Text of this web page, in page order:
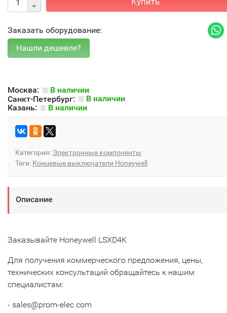
Заказать оборудование:
Москва:
В наличии
Санкт-Петербург:
В наличии
Казань:
В наличии
Категория: Электронные компоненты
Теги: Концевые выключатели Honeywell
Описание
Заказывайте Honeywell LSXD4K
Для получения коммерческого предложения, цены,
технических консультаций обращайтесь к нашим
специалистам:
- sales@prom-elec.com